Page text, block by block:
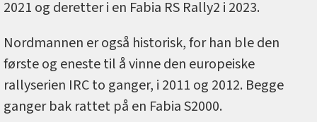
2021 og deretter i en Fabia RS Rally2 i 2023.
Nordmannen er også historisk, for han ble den
første og eneste til å vinne den europeiske
rallyserien IRC to ganger, i 2011 og 2012. Begge
ganger bak rattet på en Fabia S2000.